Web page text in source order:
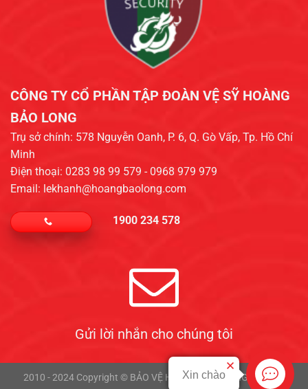
CÔNG TY CỔ PHẦN TẬP ĐOÀN VỆ SỸ HOÀNG
BẢO LONG​
Trụ sở chính: 578 Nguyễn Oanh, P. 6, Q. Gò Vấp, Tp. Hồ Chí
Minh
Điện thoại: 0283 98 99 579 - 0968 979 979
Email: lekhanh@hoangbaolong.com
1900 234 578
Gửi lời nhắn cho chúng tôi
2010 - 2024 Copyright © BẢO VỆ HOÀNG BẢO LONG - SEO by
Xin chào